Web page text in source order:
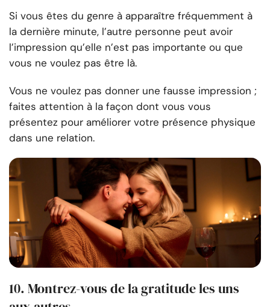
Si vous êtes du genre à apparaître fréquemment à
la dernière minute, l’autre personne peut avoir
l’impression qu’elle n’est pas importante ou que
vous ne voulez pas être là.
Vous ne voulez pas donner une fausse impression ;
faites attention à la façon dont vous vous
présentez pour améliorer votre présence physique
dans une relation.
10. Montrez-vous de la gratitude les uns